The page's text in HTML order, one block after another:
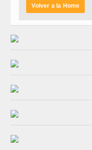
Volver a la Home